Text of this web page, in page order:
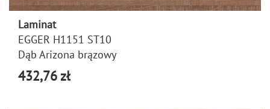
Laminat
EGGER H1151 ST10
Dąb Arizona brązowy
432,76 zł